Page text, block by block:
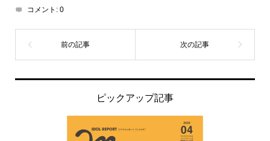
コメント: 0
ピックアップ記事